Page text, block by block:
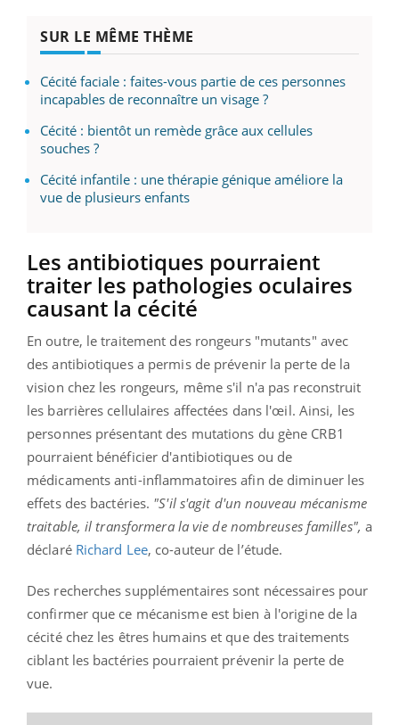
SUR LE MÊME THÈME
Cécité faciale : faites-vous partie de ces personnes
incapables de reconnaître un visage ?
Cécité : bientôt un remède grâce aux cellules
souches ?
Cécité infantile : une thérapie génique améliore la
vue de plusieurs enfants
Les antibiotiques pourraient
traiter les pathologies oculaires
causant la cécité
En outre, le traitement des rongeurs "mutants" avec
des antibiotiques a permis de prévenir la perte de la
vision chez les rongeurs, même s'il n'a pas reconstruit
les barrières cellulaires affectées dans l'œil. Ainsi, les
personnes présentant des mutations du gène CRB1
pourraient bénéficier d'antibiotiques ou de
médicaments anti-inflammatoires afin de diminuer les
effets des bactéries. "S'il s'agit d'un nouveau mécanisme
traitable, il transformera la vie de nombreuses familles", a
déclaré Richard Lee, co-auteur de l’étude.
Des recherches supplémentaires sont nécessaires pour
confirmer que ce mécanisme est bien à l'origine de la
cécité chez les êtres humains et que des traitements
ciblant les bactéries pourraient prévenir la perte de
vue.